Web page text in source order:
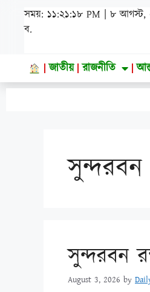
সময়: ১১:২১:১৯ PM | ৮ আগস্ট,
ব.
জাতীয় রাজনীতি
সুন্দরবন
সুন্দরবন
August 3, 2026 by